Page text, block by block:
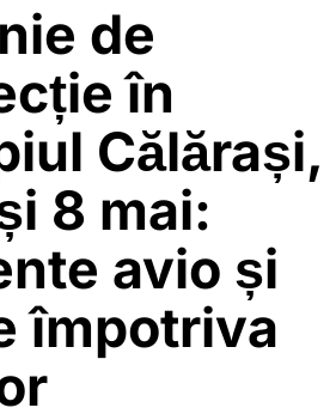
de
în
Călărași,
8 mai:
avio și
împotriva